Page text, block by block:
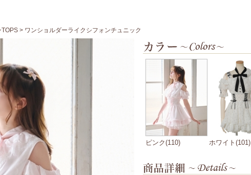
> ワンショルダーライクシフォンチュニック
ピンク(110) ホワイト(101)